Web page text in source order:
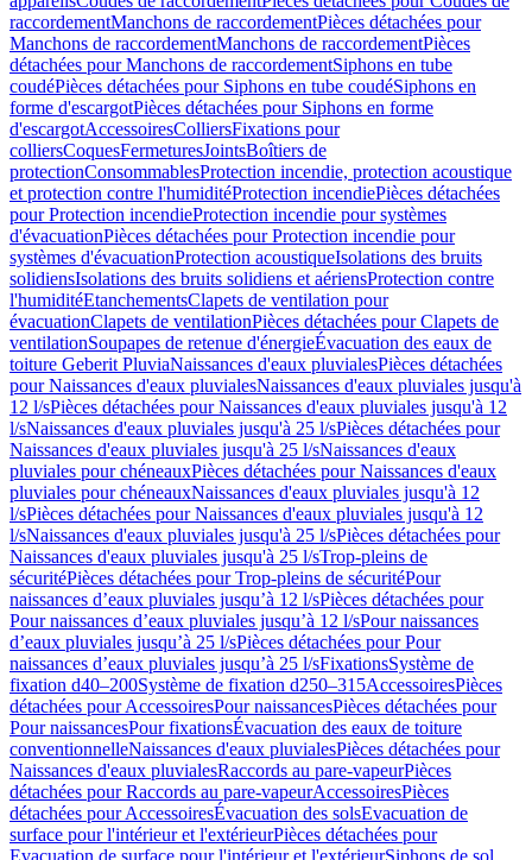
raccordementManchons de raccordementPièces détachées pour
Manchons de raccordementManchons de raccordementPièces
détachées pour Manchons de raccordementSiphons en tube
coudéPièces détachées pour Siphons en tube coudéSiphons en
forme d'escargotPièces détachées pour Siphons en forme
d'escargotAccessoiresColliersFixations pour
colliersCoquesFermeturesJointsBoîtiers de
protectionConsommablesProtection incendie, protection acoustique
et protection contre l'humiditéProtection incendiePièces détachées
pour Protection incendieProtection incendie pour systèmes
d'évacuationPièces détachées pour Protection incendie pour
systèmes d'évacuationProtection acoustiqueIsolations des bruits
solidiensIsolations des bruits solidiens et aériensProtection contre
l'humiditéEtanchementsClapets de ventilation pour
évacuationClapets de ventilationPièces détachées pour Clapets de
ventilationSoupapes de retenue d'énergieÉvacuation des eaux de
toiture Geberit PluviaNaissances d'eaux pluvialesPièces détachées
pour Naissances d'eaux pluvialesNaissances d'eaux pluviales jusqu'à
12 l/sPièces détachées pour Naissances d'eaux pluviales jusqu'à 12
l/sNaissances d'eaux pluviales jusqu'à 25 l/sPièces détachées pour
Naissances d'eaux pluviales jusqu'à 25 l/sNaissances d'eaux
pluviales pour chéneauxPièces détachées pour Naissances d'eaux
pluviales pour chéneauxNaissances d'eaux pluviales jusqu'à 12
l/sPièces détachées pour Naissances d'eaux pluviales jusqu'à 12
l/sNaissances d'eaux pluviales jusqu'à 25 l/sPièces détachées pour
Naissances d'eaux pluviales jusqu'à 25 l/sTrop-pleins de
sécuritéPièces détachées pour Trop-pleins de sécuritéPour
naissances d’eaux pluviales jusqu’à 12 l/sPièces détachées pour
Pour naissances d’eaux pluviales jusqu’à 12 l/sPour naissances
d’eaux pluviales jusqu’à 25 l/sPièces détachées pour Pour
naissances d’eaux pluviales jusqu’à 25 l/sFixationsSystème de
fixation d40–200Système de fixation d250–315AccessoiresPièces
détachées pour AccessoiresPour naissancesPièces détachées pour
Pour naissancesPour fixationsÉvacuation des eaux de toiture
conventionnelleNaissances d'eaux pluvialesPièces détachées pour
Naissances d'eaux pluvialesRaccords au pare-vapeurPièces
détachées pour Raccords au pare-vapeurAccessoiresPièces
détachées pour AccessoiresÉvacuation des solsEvacuation de
surface pour l'intérieur et l'extérieurPièces détachées pour
Evacuation de surface pour l'intérieur et l'extérieurSiphons de sol